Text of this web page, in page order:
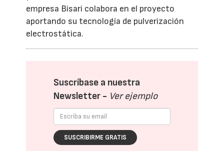
empresa Bisari colabora en el proyecto
aportando su tecnología de pulverización
electrostática.
Suscríbase a nuestra
Newsletter - Ver ejemplo
SUSCRIBIRME GRATIS